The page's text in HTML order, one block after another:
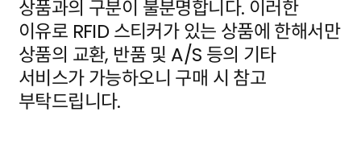
상품과의 구분이 불분명합니다. 이러한
이유로 RFID 스티커가 있는 상품에 한해서만
상품의 교환, 반품 및 A/S 등의 기타
서비스가 가능하오니 구매 시 참고
부탁드립니다.